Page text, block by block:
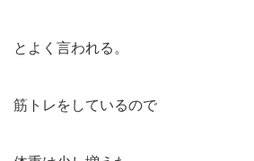
とよく言われる。
筋トレをしているので